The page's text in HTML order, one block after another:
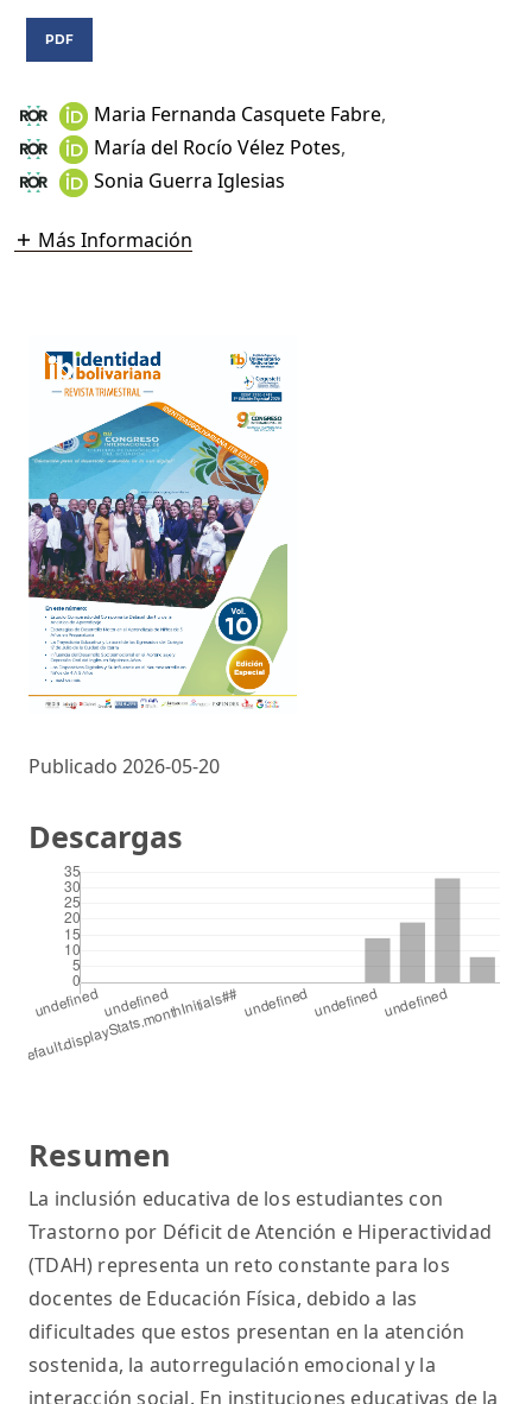
PDF
Maria Fernanda Casquete Fabre,
María del Rocío Vélez Potes,
Sonia Guerra Iglesias
Más Información
Publicado 2026-05-20
Resumen
La inclusión educativa de los estudiantes con
Trastorno por Déficit de Atención e Hiperactividad
(TDAH) representa un reto constante para los
docentes de Educación Física, debido a las
dificultades que estos presentan en la atención
sostenida, la autorregulación emocional y la
interacción social. En instituciones educativas de la
Descargas